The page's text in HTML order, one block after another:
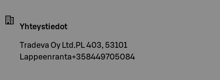
Yhteystiedot
Tradeva Oy Ltd.PL 403, 53101
Lappeenranta+358449705084